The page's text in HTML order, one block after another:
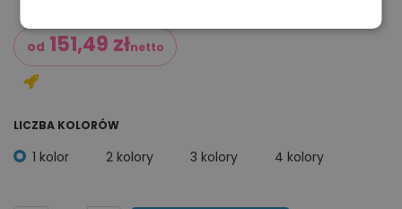
od 151,49 złnetto
LICZBA KOLORÓW
1 kolor 2 kolory 3 kolory 4 kolory